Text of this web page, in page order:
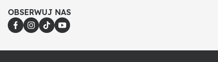
OBSERWUJ NAS